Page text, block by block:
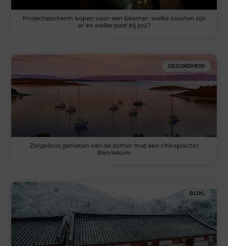
Projectiescherm kopen voor een beamer: welke soorten zijn
er en welke past bij jou?
GEZONDHEID
Zorgeloos genieten van de zomer met een chiropractor
Bennekom
BLOG